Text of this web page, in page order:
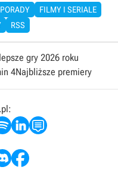
PORADY
FILMY I SERIALE
RSS
gry 2026 roku
4Najbliższe premiery